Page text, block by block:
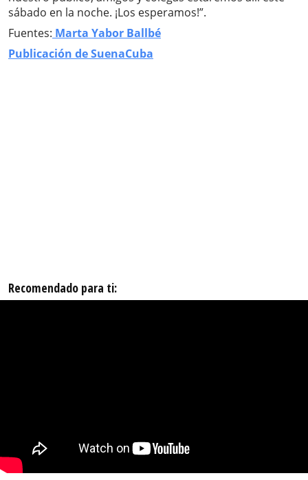
sábado en la noche. ¡Los esperamos!”.
Fuentes: Marta Yabor Ballbé
Publicación de SuenaCuba
Recomendado para ti: